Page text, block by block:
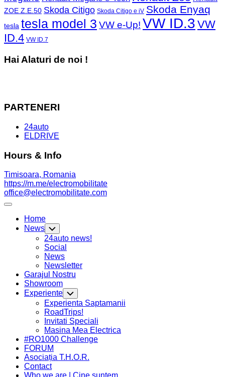
ZOE Z.E.50 Skoda Citigo Skoda Citigo e iV Skoda Enyaq
tesla tesla model 3 VW e-Up! VW ID.3 VW
ID.4 VW ID.7
Hai Alaturi de noi !
PARTENERI
24auto
ELDRIVE
Hours & Info
Timisoara, Romania
https://m.me/electromobilitate
office@electromobilitate.com
Expand
Home
News Toggle
Child
Menu
24auto news!
Social
News
Newsletter
Garajul Nostru
Showroom
Experiente Toggle
Child
Menu
Experienta Saptamanii
Current
Page
Parent
RoadTrips!
Invitati Speciali
Masina Mea Electrica
#RO1000 Challenge
FORUM
Asociația T.H.O.R.
Contact